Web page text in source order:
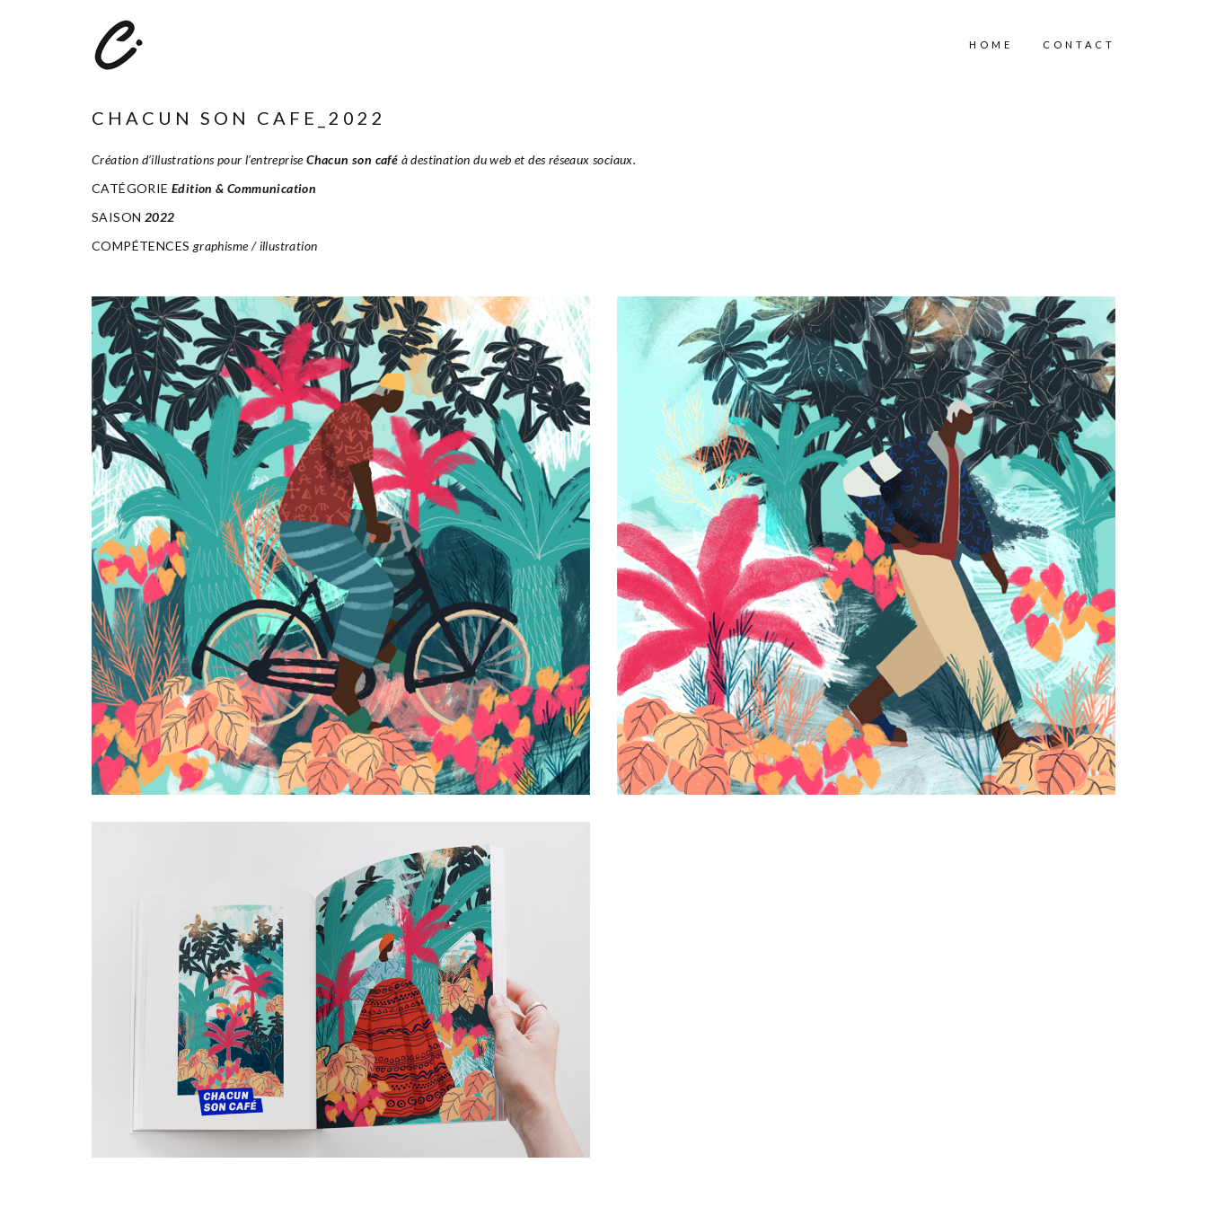
HOME CONTACT
CHACUN SON CAFE_2022
Création d’illustrations pour l’entrepriseChacun son café à destination du web et des réseaux sociaux.
CATÉGORIE Edition & Communication
SAISON 2022
COMPÉTENCES graphisme / illustration